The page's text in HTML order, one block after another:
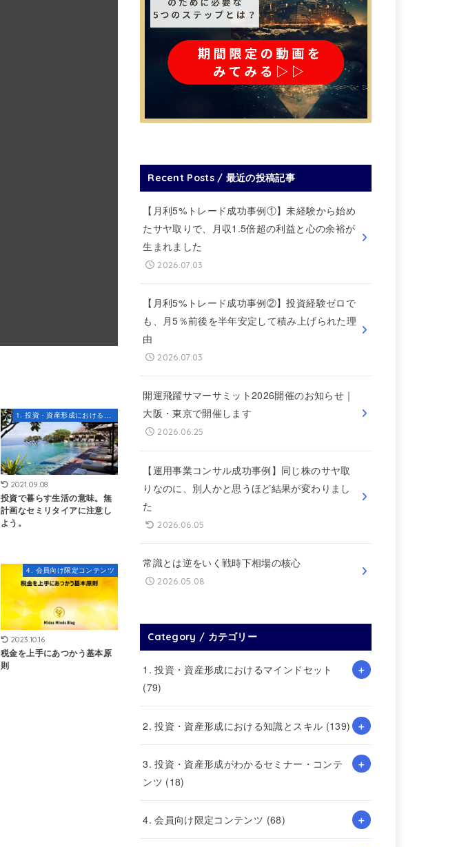
1. 投資・資産形成におけるマインドセット
2021.09.08
投資で暮らす生活の意味。無
計画なセミリタイアに注意し
よう。
4. 会員向け限定コンテンツ
2023.10.16
税金を上手にあつかう基本原
則
Recent Posts / 最近の投稿記事
【月利5%トレード成功事例①】未経験から始め
たサヤ取りで、月収1.5倍超の利益と心の余裕が
生まれました
2026.07.03
【月利5%トレード成功事例②】投資経験ゼロで
も、月5％前後を半年安定して積み上げられた理
由
2026.07.03
開運飛躍サマーサミット2026開催のお知らせ｜
大阪・東京で開催します
2026.06.25
【運用事業コンサル成功事例】同じ株のサヤ取
りなのに、別人かと思うほど結果が変わりまし
た
2026.06.05
常識とは逆をいく戦時下相場の核心
2026.05.08
Category / カテゴリー
1. 投資・資産形成におけるマインドセット
(79)
2. 投資・資産形成における知識とスキル (139)
3. 投資・資産形成がわかるセミナー・コンテ
ンツ (18)
4. 会員向け限定コンテンツ (68)